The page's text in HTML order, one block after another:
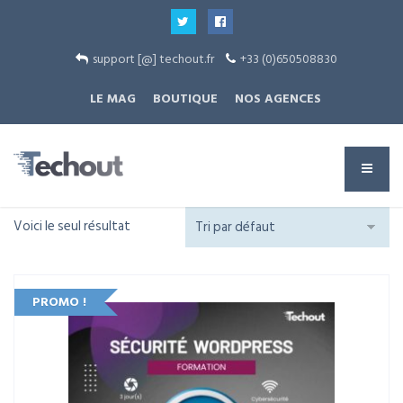
support [@] techout.fr
+33 (0)650508830
LE MAG
BOUTIQUE NOS AGENCES
Voici le seul résultat
PROMO !